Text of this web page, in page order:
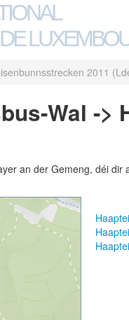
2011
Wal ->
an der Gemeng, déi